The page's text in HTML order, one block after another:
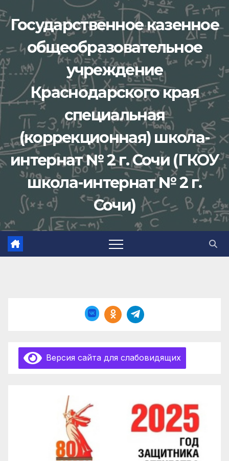
Перейти
к
содержимому
Государственное казенное
общеобразовательное
учреждение
Краснодарского края
специальная
(коррекционная) школа-
интернат № 2 г. Сочи (ГКОУ
школа-интернат № 2 г.
Сочи)
Версия сайта для слабовидящих